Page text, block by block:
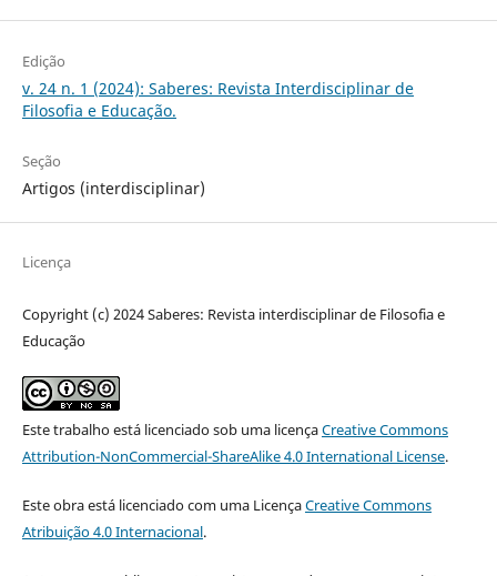
Edição
v. 24 n. 1 (2024): Saberes: Revista Interdisciplinar de
Filosofia e Educação.
Seção
Artigos (interdisciplinar)
Licença
Copyright (c) 2024 Saberes: Revista interdisciplinar de Filosofia e
Educação
Este trabalho está licenciado sob uma licençaCreative Commons
Attribution-NonCommercial-ShareAlike 4.0 International License.
Este obra está licenciado com uma LicençaCreative Commons
Atribuição 4.0 Internacional.